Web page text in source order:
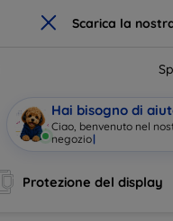
× Scarica la
Hai bisogno di
Ciao, benvenuto nel
Protezione del display